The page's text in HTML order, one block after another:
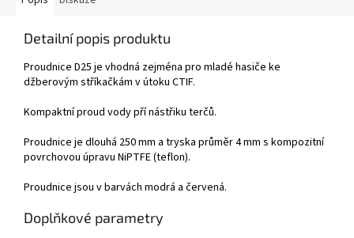
Detailní popis produktu
Proudnice D25 je vhodná zejména pro mladé hasiče ke
džberovým stříkačkám v útoku CTIF.
Kompaktní proud vody pří nástřiku terčů.
Proudnice je dlouhá 250 mm a tryska průměr 4 mm s kompozitní
povrchovou úpravu NiPTFE (teflon).
Proudnice jsou v barvách modrá a červená.
Doplňkové parametry